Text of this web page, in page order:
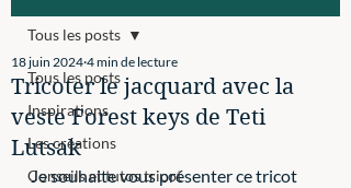
Tous les posts
Inspirations
Les créations
Conseils et tutos tricot
Tous les posts
Tricoter le jacquard avec la
veste Forest keys de Teti
Lutsak
18 juin 2024 4 min de lecture
Je souhaite vous présenter ce tricot